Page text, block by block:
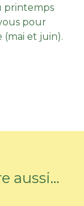
printemps
pour
(mai et juin).
aussi...